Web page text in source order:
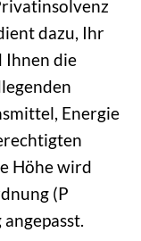
dazu, Ihr
Ihnen die
Energie
Höhe wird
(P